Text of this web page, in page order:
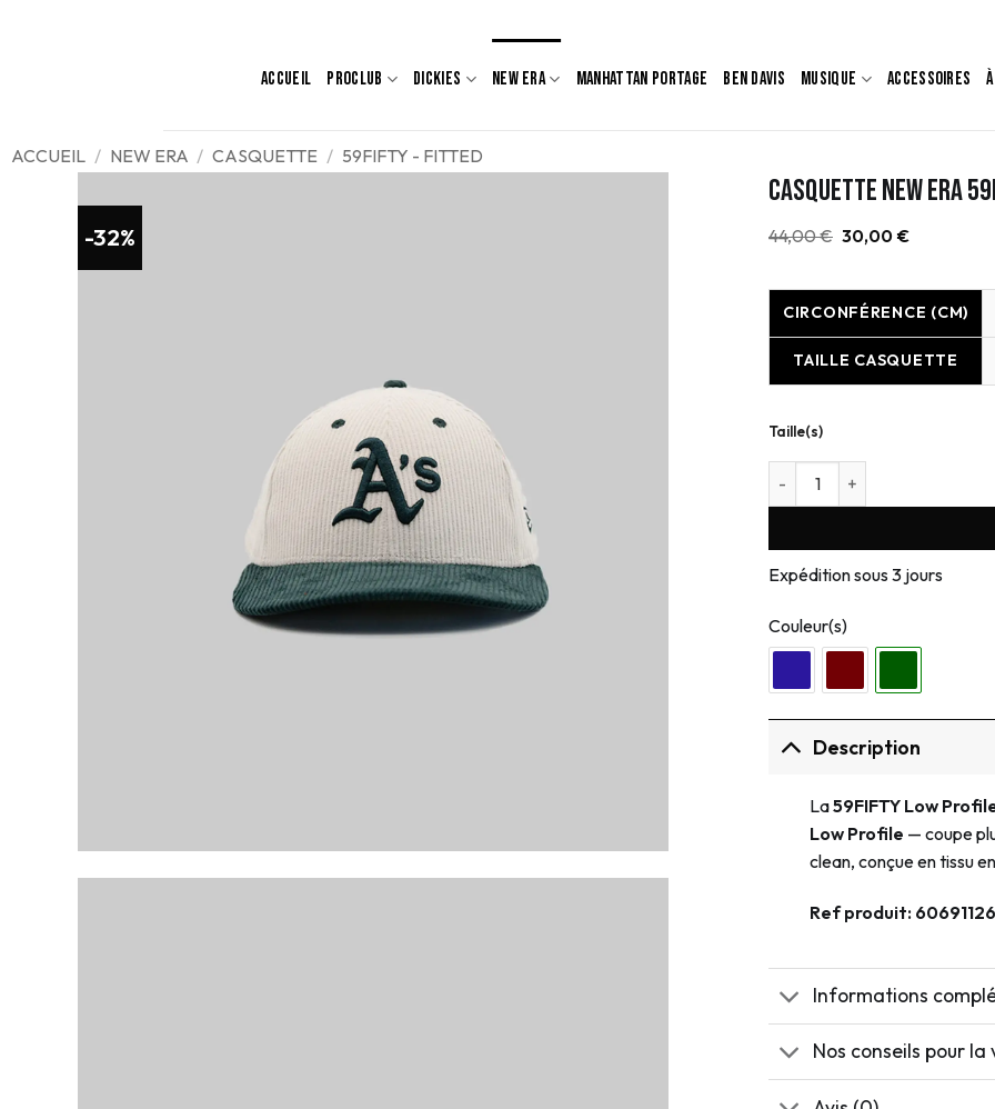
ACCUEIL PROCLUB DICKIES NEW ERA MANHATTAN PORTAGE BEN DAVIS MUSIQUE ACCESSOIRES
ACCUEIL / NEW ERA / CASQUETTE / 59FIFTY - FITTED
-32%
Casquette New Era
44,00€ Le
prix
était :
44,00 €.
30,00 €Le
est :
30,00 €.
CIRCONFÉRENCE (CM)
TAILLE CASQUETTE
Taille(s)
Expédition sous 3 jours
Couleur(s)
Description
La59FIFTY Low
Low Profile — coupe
clean, conçue en tissu
Ref produit: 60691126
Informations
Nos conseils pour la